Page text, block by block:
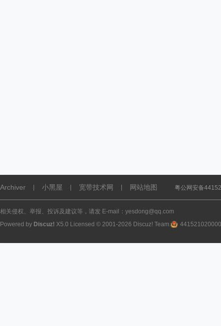
Archiver 小黑屋 宽带技术网 网站地图 粤公网安备
相关侵权、举报、投诉及建议等，请发 E-mail：yesdong@qq.com
Powered by Discuz! X5.0 Licensed © 2001-2026 Discuz! Team.